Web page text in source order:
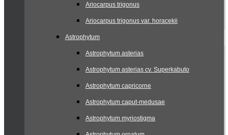
Ariocarpus trigonus
Ariocarpus trigonus var. horacekii
Astrophytum
Astrophytum asterias
Astrophytum asterias cv. Superkabuto
Astrophytum capricorne
Astrophytum caput-medusae
Astrophytum myriostigma